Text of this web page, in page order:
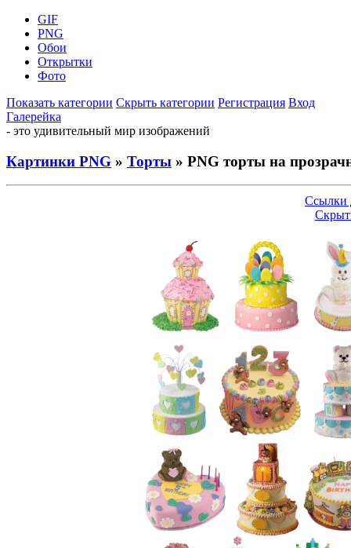
GIF
PNG
Обои
Открытки
Фото
Показать категории Скрыть категории Регистрация Вход
Галерейка
- это удивительный мир изображений
Картинки PNG » Торты » PNG торты на
Ссылки